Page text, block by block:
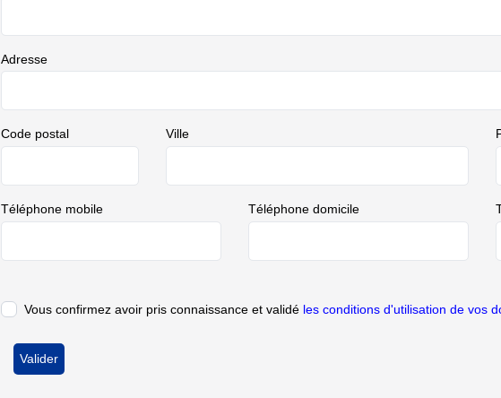
Adresse
Code postal Ville
Téléphone mobile Téléphone domicile
Vous confirmez avoir pris connaissance et validé les conditions d'utilisation de vos